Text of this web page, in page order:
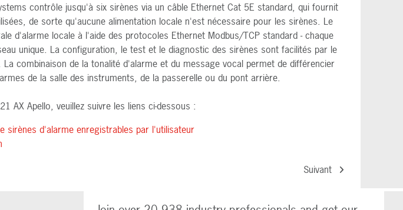
contrôle jusqu'à six sirènes via un câble Ethernet Cat 5E standard, qui fournit
de sorte qu'aucune alimentation locale n'est nécessaire pour les sirènes. Le
d'alarme locale à l'aide des protocoles Ethernet Modbus/TCP standard - chaque
unique. La configuration, le test et le diagnostic des sirènes sont facilités par le
combinaison de la tonalité d'alarme et du message vocal permet de différencier
de la salle des instruments, de la passerelle ou du pont arrière.
AX Apello, veuillez suivre les liens ci-dessous :
sirènes d'alarme enregistrables par l'utilisateur
Suivant